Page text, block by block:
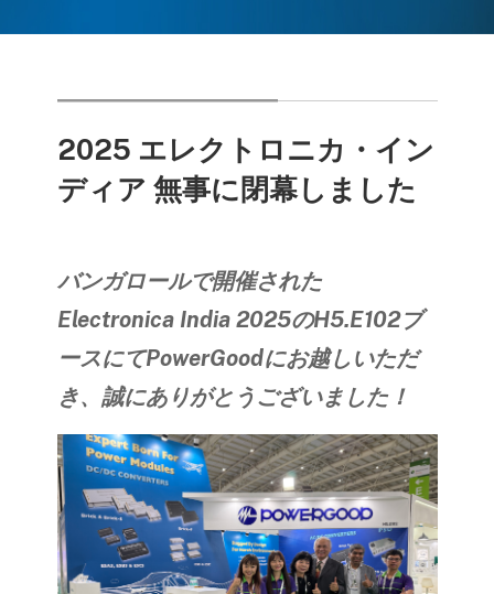
2025 エレクトロニカ・イン
ディア 無事に閉幕しました
バンガロールで開催された
Electronica India 2025のH5.E102ブ
ースにてPowerGoodにお越しいただ
き、誠にありがとうございました！